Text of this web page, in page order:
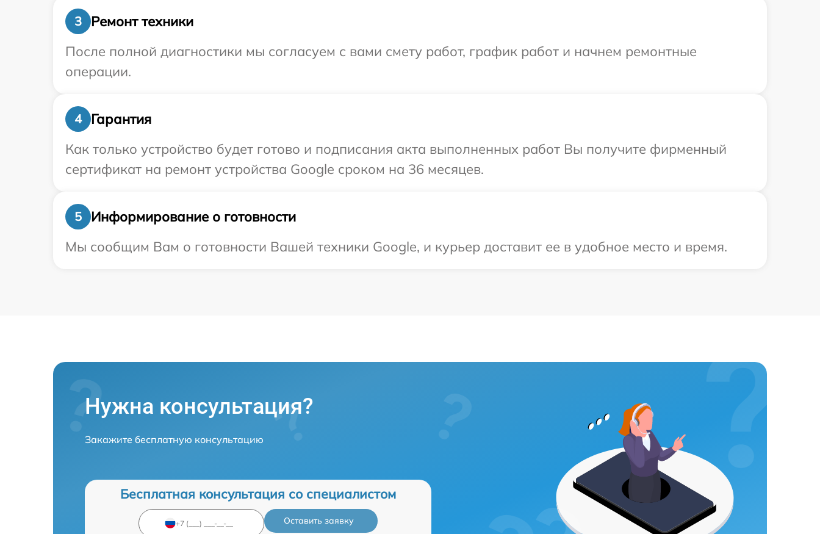
3
Ремонт техники
После полной диагностики мы согласуем с вами смету работ, график работ и начнем ремонтные
операции.
4
Гарантия
Как только устройство будет готово и подписания акта выполненных работ Вы получите фирменный
сертификат на ремонт устройства Google сроком на 36 месяцев.
5
Информирование о готовности
Мы сообщим Вам о готовности Вашей техники Google, и курьер доставит ее в удобное место и время.
Нужна консультация?
Закажите бесплатную консультацию
Бесплатная консультация со специалистом
Оставить заявку